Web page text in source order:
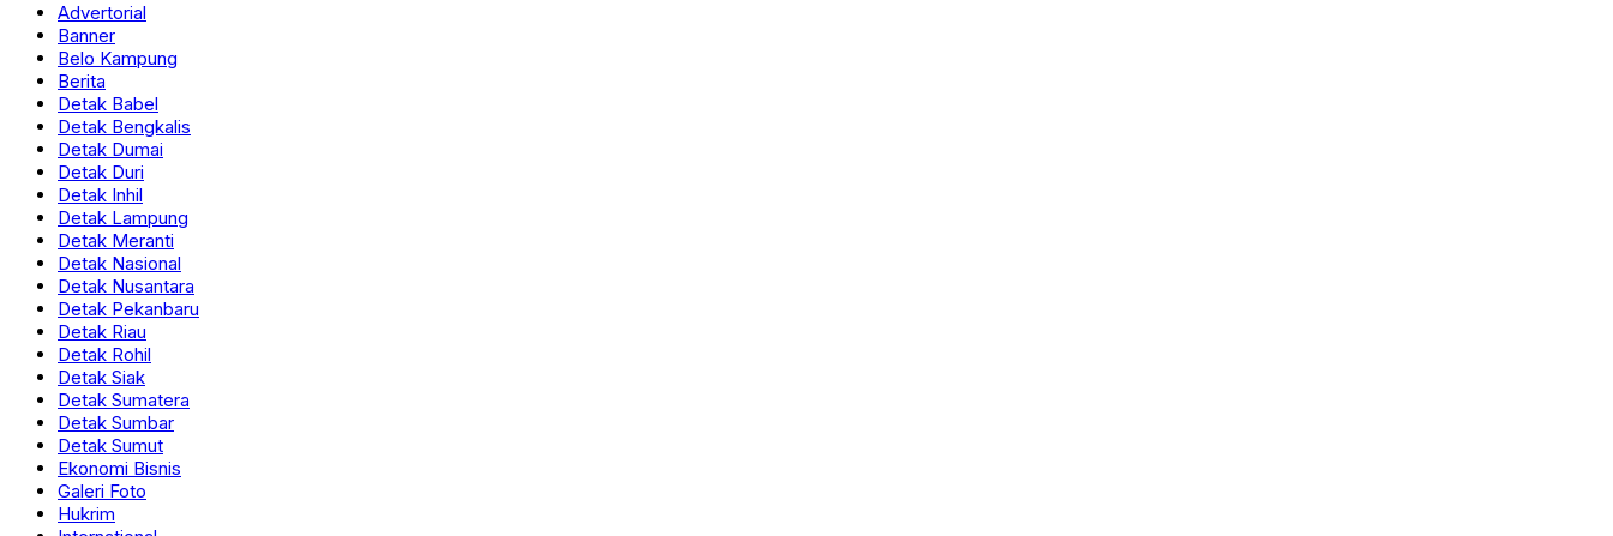
Advertorial
Banner
Belo Kampung
Berita
Detak Babel
Detak Bengkalis
Detak Dumai
Detak Duri
Detak Inhil
Detak Lampung
Detak Meranti
Detak Nasional
Detak Nusantara
Detak Pekanbaru
Detak Riau
Detak Rohil
Detak Siak
Detak Sumatera
Detak Sumbar
Detak Sumut
Ekonomi Bisnis
Galeri Foto
Hukrim